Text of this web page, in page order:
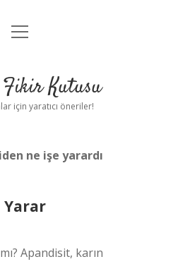
Anasayfa
Uyarı
menüyü
Kutusu
için yaratıcı öneriler!
ne işe yarardı
Yarar
Apandisit, karın